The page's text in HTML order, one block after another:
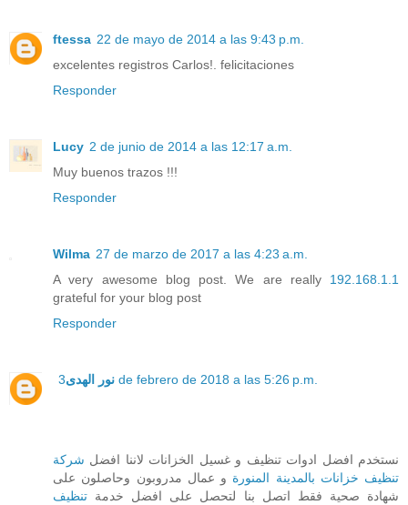
ftessa 22 de mayo de 2014 a las 9:43 p.m.
excelentes registros Carlos!. felicitaciones
Responder
Lucy 2 de junio de 2014 a las 12:17 a.m.
Muy buenos trazos !!!
Responder
Wilma 27 de marzo de 2017 a las 4:23 a.m.
A very awesome blog post. We are really 192.168.1.1
grateful for your blog post
Responder
نور الهدى 3 de febrero de 2018 a las 5:26 p.m.
نستخدم افضل ادوات تنظيف و غسيل الخزانات لاننا افضل شركة
تنظيف خزانات بالمدينة المنورة و عمال مدروبون وحاصلون على
شهادة صحية فقط اتصل بنا لتحصل على افضل خدمة تنظيف